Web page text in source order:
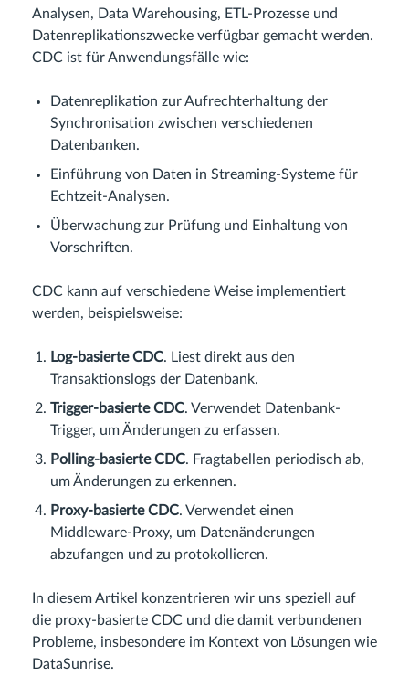
Analysen, Data Warehousing, ETL-Prozesse und
Datenreplikationszwecke verfügbar gemacht werden.
CDC ist für Anwendungsfälle wie:
Datenreplikation zur Aufrechterhaltung der
Synchronisation zwischen verschiedenen
Datenbanken.
Einführung von Daten in Streaming-Systeme für
Echtzeit-Analysen.
Überwachung zur Prüfung und Einhaltung von
Vorschriften.
CDC kann auf verschiedene Weise implementiert
werden, beispielsweise:
Log-basierte CDC. Liest direkt aus den
Transaktionslogs der Datenbank.
Trigger-basierte CDC. Verwendet Datenbank-
Trigger, um Änderungen zu erfassen.
Polling-basierte CDC. Fragtabellen periodisch ab,
um Änderungen zu erkennen.
Proxy-basierte CDC. Verwendet einen
Middleware-Proxy, um Datenänderungen
abzufangen und zu protokollieren.
In diesem Artikel konzentrieren wir uns speziell auf
die proxy-basierte CDC und die damit verbundenen
Probleme, insbesondere im Kontext von Lösungen wie
DataSunrise.